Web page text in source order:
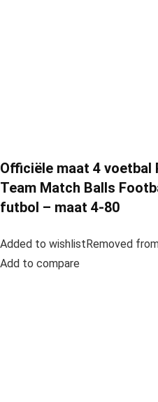
Officiële maat 4 voetbal
Team Match Balls
futbol – maat 4-80
Added to wishlistRemoved
Add to compare